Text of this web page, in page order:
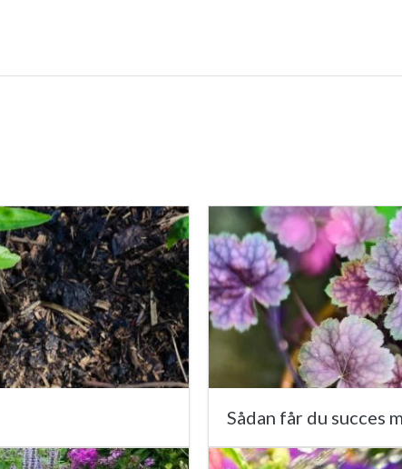
Sådan får du succes